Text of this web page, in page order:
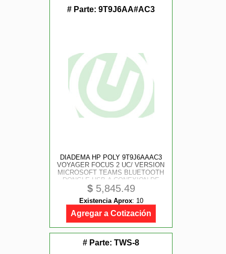
# Parte: 9T9J6AA#AC3
DIADEMA HP POLY 9T9J6AAAC3
VOYAGER FOCUS 2 UC/ VERSION
MICROSOFT TEAMS BLUETOOTH
DONGLE USB-A CONEXION DE
HASTA 2 DISPOSITIVOS
ESTEREO HASTA 19 H DE
CONVERS ALCANCE HASTA 50 M
CON BASE DE CARGA
$5,845.49
Existencia Aprox: 10
Agregar a Cotización
# Parte: TWS-8